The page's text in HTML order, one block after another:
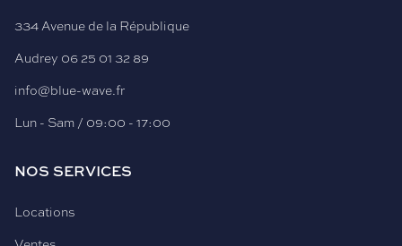
334 Avenue de la République
Audrey 06 25 01 32 89
info@blue-wave.fr
Lun - Sam / 09:00 - 17:00
NOS SERVICES
Locations